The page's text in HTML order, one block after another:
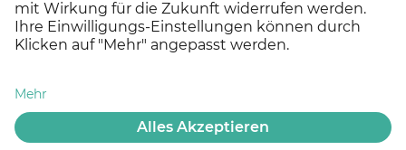
© 2026 MEDICLIN AG, Offenburg - Ein Unternehmen der
Asklepios Gruppe
Datenschutz